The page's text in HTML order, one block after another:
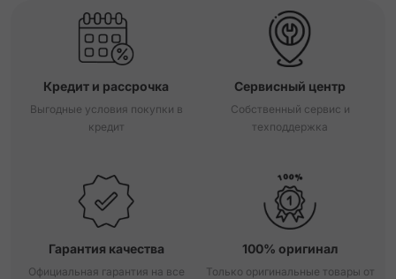
Кредит и рассрочка
Выгодные условия покупки в
кредит
Сервисный центр
Собственный сервис и
техподдержка
Гарантия качества
Официальная гарантия на все
100% оригинал
Только оригинальные товары от